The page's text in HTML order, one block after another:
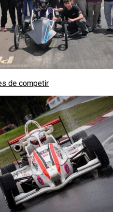
de competir